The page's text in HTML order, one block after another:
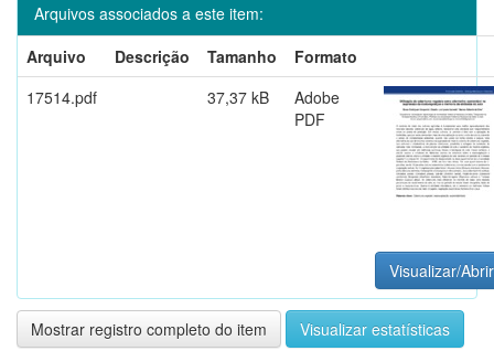
Arquivos associados a este item:
Arquivo
Descrição Tamanho
Formato
17514.pdf
37,37 kB
Adobe
PDF
Visualizar/Abrir
Mostrar registro completo do item Visualizar estatísticas